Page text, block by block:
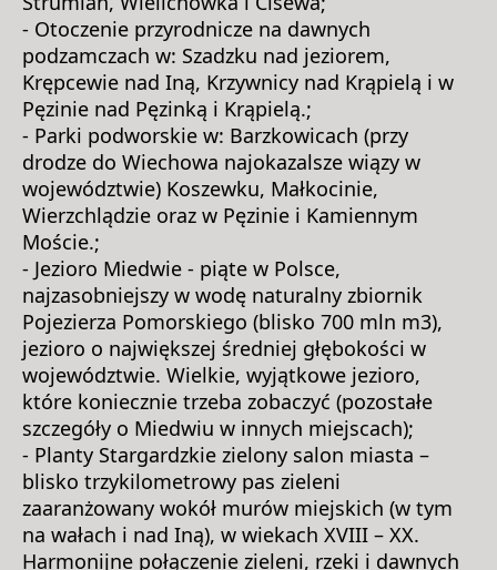
- Otoczenie przyrodnicze na dawnych
podzamczach w: Szadzku nad jeziorem,
Krępcewie nad Iną, Krzywnicy nad Krąpielą i w
Pęzinie nad Pęzinką i Krąpielą.;
- Parki podworskie w: Barzkowicach (przy
drodze do Wiechowa najokazalsze wiązy w
województwie) Koszewku, Małkocinie,
Wierzchlądzie oraz w Pęzinie i Kamiennym
Moście.;
- Jezioro Miedwie - piąte w Polsce,
najzasobniejszy w wodę naturalny zbiornik
Pojezierza Pomorskiego (blisko 700 mln m3),
jezioro o największej średniej głębokości w
województwie. Wielkie, wyjątkowe jezioro,
które koniecznie trzeba zobaczyć (pozostałe
szczegóły o Miedwiu w innych miejscach);
- Planty Stargardzkie zielony salon miasta –
blisko trzykilometrowy pas zieleni
zaaranżowany wokół murów miejskich (w tym
na wałach i nad Iną), w wiekach XVIII – XX.
Harmonijne połączenie zieleni, rzeki i dawnych